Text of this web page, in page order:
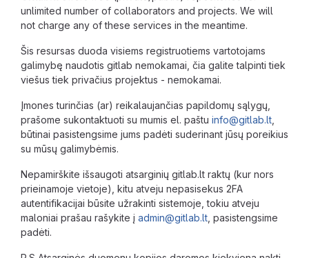
unlimited number of collaborators and projects. We will
not charge any of these services in the meantime.
Šis resursas duoda visiems registruotiems vartotojams
galimybę naudotis gitlab nemokamai, čia galite talpinti tiek
viešus tiek privačius projektus - nemokamai.
Įmones turinčias (ar) reikalaujančias papildomų sąlygų,
prašome sukontaktuoti su mumis el. paštu info@gitlab.lt
būtinai pasistengsime jums padėti suderinant jūsų poreikius
su mūsų galimybėmis.
Nepamirškite išsaugoti atsarginių gitlab.lt raktų (kur nors
prieinamoje vietoje), kitu atveju nepasisekus 2FA
autentifikacijai būsite užrakinti sistemoje, tokiu atveju
maloniai prašau rašykite į admin@gitlab.lt , pasistengsime
padėti.